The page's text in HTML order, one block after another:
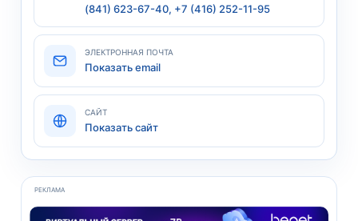
(841) 623-67-40, +7 (416) 252-11-95
ЭЛЕКТРОННАЯ ПОЧТА
Показать email
САЙТ
Показать сайт
РЕКЛАМА